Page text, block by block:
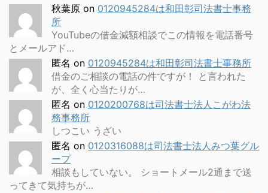
秋葉原 on 0120945284は和田彰司法書士事務
所
YouTubeの借金減額相談でこの情報を電話番号
とメールアド…
匿名 on 0120945284は和田彰司法書士事務所
借金のご相談の電話の件ですが！ と言われた
が、全く心当たりが…
匿名 on 0120200768は司法書士法人こがわ法
務事務所
しつこい うざい
匿名 on 0120316088は司法書士法人みつ葉グル
ープ
相談もしていない。 ショートメール2通まで送
ってきて気持ちが…